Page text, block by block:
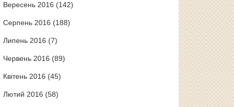
Вересень 2016 (142)
Серпень 2016 (188)
Липень 2016 (7)
Червень 2016 (89)
Квітень 2016 (45)
Лютий 2016 (58)